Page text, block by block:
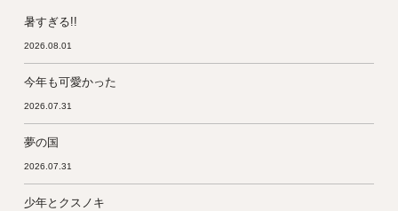
暑すぎる!!
2026.08.01
今年も可愛かった
2026.07.31
夢の国
2026.07.31
少年とクスノキ